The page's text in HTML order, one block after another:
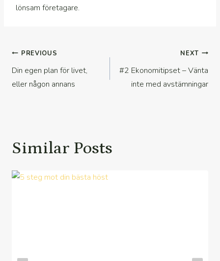
lönsam företagare.
Inläggsnavigering
PREVIOUS
Din egen plan för livet,
eller någon annans
NEXT
#2 Ekonomitipset – Vänta
inte med avstämningar
Similar Posts